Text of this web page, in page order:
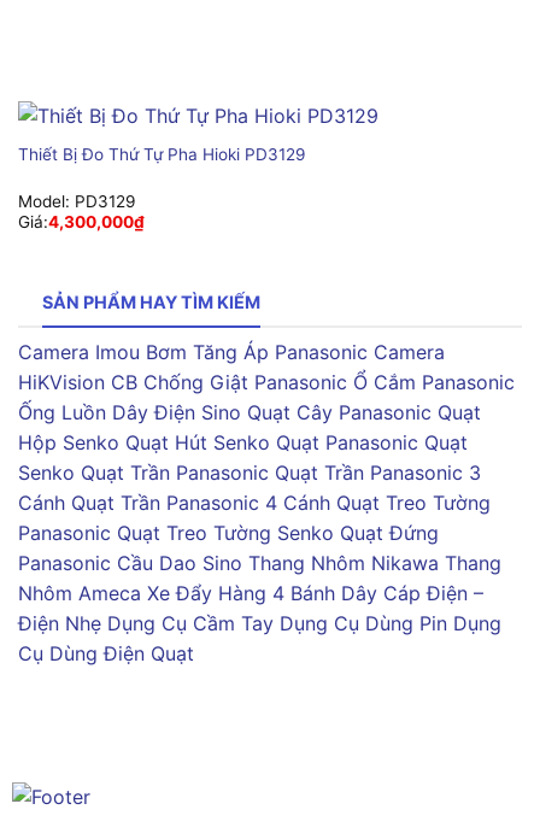
Thiết Bị Đo Thứ Tự Pha Hioki PD3129
Model: PD3129
Giá:4,300,000₫
SẢN PHẨM HAY TÌM KIẾM
Camera Imou Bơm Tăng Áp Panasonic Camera
HiKVision CB Chống Giật Panasonic Ổ Cắm Panasonic
Ống Luồn Dây Điện Sino Quạt Cây Panasonic Quạt
Hộp Senko Quạt Hút Senko Quạt Panasonic Quạt
Senko Quạt Trần Panasonic Quạt Trần Panasonic 3
Cánh Quạt Trần Panasonic 4 Cánh Quạt Treo Tường
Panasonic Quạt Treo Tường Senko Quạt Đứng
Panasonic Cầu Dao Sino Thang Nhôm Nikawa Thang
Nhôm Ameca Xe Đẩy Hàng 4 Bánh Dây Cáp Điện –
Điện Nhẹ Dụng Cụ Cầm Tay Dụng Cụ Dùng Pin Dụng
Cụ Dùng Điện Quạt